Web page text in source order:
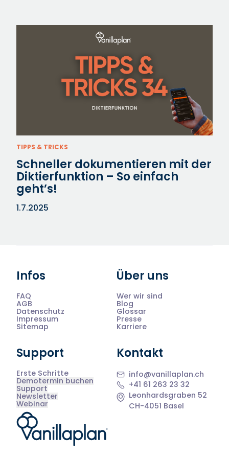
TIPPS & TRICKS
Schneller dokumentieren mit der
Diktierfunktion – So einfach
geht’s!
1.7.2025
®
Infos
FAQ
AGB
Datenschutz
Impressum
Sitemap
Über uns
Wer wir sind
Blog
Glossar
Presse
Karriere
Support
Erste Schritte
Demotermin buchen
Support
Newsletter
Webinar
Kontakt
info@vanillaplan.ch
+41 61 263 23 32
Leonhardsgraben 52
CH-4051 Basel